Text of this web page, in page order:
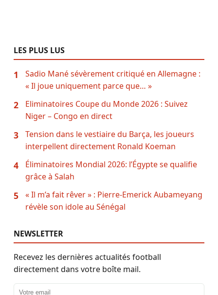
LES PLUS LUS
1
Sadio Mané sévèrement critiqué en Allemagne :
« Il joue uniquement parce que… »
2
Eliminatoires Coupe du Monde 2026 : Suivez
Niger – Congo en direct
3
Tension dans le vestiaire du Barça, les joueurs
interpellent directement Ronald Koeman
4
Éliminatoires Mondial 2026: l’Égypte se qualifie
grâce à Salah
5
« Il m’a fait rêver » : Pierre-Emerick Aubameyang
révèle son idole au Sénégal
NEWSLETTER
Recevez les dernières actualités football
directement dans votre boîte mail.
Adresse email